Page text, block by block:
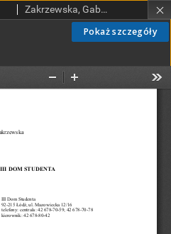
Pokaż szczegóły
Zakrzewska, Gabriela